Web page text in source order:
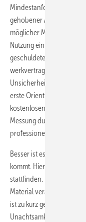
Mindestanforderung
gehobener Ausstattung
möglicher Maßstab
Nutzung ein maximaler
geschuldete
werkvertraglich zu
Unsicherheit über
erste Orientierung
kostenlosen
Messung durchführen.
professionelles Mess-
Besser ist es, wenn es
kommt. Hierfür muss
stattfinden. Denn
Material verantwortlich
ist zu kurz gedacht.
Unachtsamkeiten